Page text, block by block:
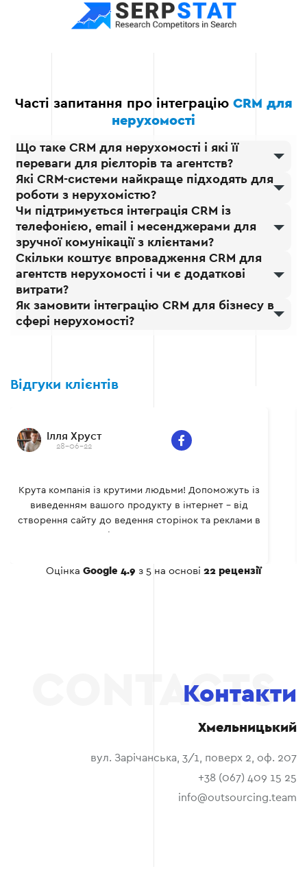
Ми гарантуємо, що
впроваджена CRM
взаємодію з клієнтами,
що позитивно вплине на
фінансові результати
вашого агентства.
Часті запитання про інтеграцію CRM для
нерухомості
Що таке CRM для нерухомості і які її
переваги для рієлторів та агентств?
Які CRM-системи найкраще підходять для
роботи з нерухомістю?
Чи підтримується інтеграція CRM із
телефонією, email і месенджерами для
зручної комунікації з клієнтами?
Скільки коштує впровадження CRM для
агентств нерухомості і чи є додаткові
витрати?
Як замовити інтеграцію CRM для бізнесу в
сфері нерухомості?
Відгуки клієнтів
Ілля Хруст
28-06-22
Крута компанія із крутими людьми! Допоможуть із
виведенням вашого продукту в інтернет - від
створення сайту до ведення сторінок та реклами в
Оцінка Google 4.9 з 5 на основі 22 рецензії
Контакти
Хмельницький
вул. Зарічанська, 3/1, поверх 2, оф. 207
+38 (067) 409 15 25
info@outsourcing.team